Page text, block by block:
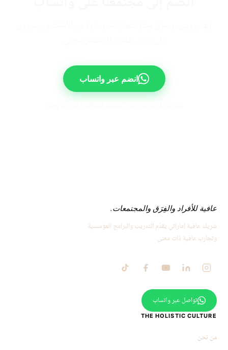
انضم عبر واتساب
عافية للأفراد والفِرَق والمجتمعات.
شريك عافية إماراتي يقدّم التدريب والبرامج المؤسسية
وتجارب عافية ذات معنى.
تواصل عبر واتساب
THE HOLISTIC CULTURE
من نحن